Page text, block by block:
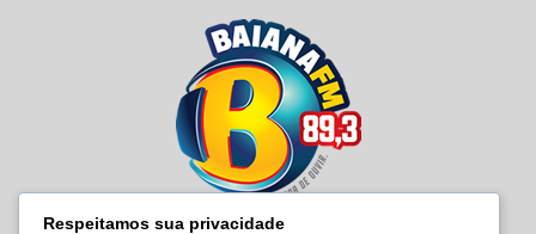
Respeitamos sua privacidade